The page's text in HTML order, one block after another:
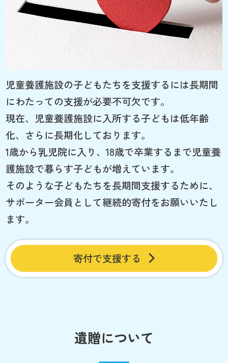
児童養護施設の子どもたちを支援するには長期間
にわたっての支援が必要不可欠です。
現在、児童養護施設に入所する子どもは低年齢
化、さらに長期化しております。
1歳から乳児院に入り、18歳で卒業するまで児童養
護施設で暮らす子どもが増えています。
そのような子どもたちを長期間支援するために、
サポーター会員として継続的寄付をお願いいたし
ます。
寄付で支援する
遺贈について